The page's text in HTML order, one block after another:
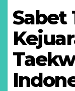
Sabet